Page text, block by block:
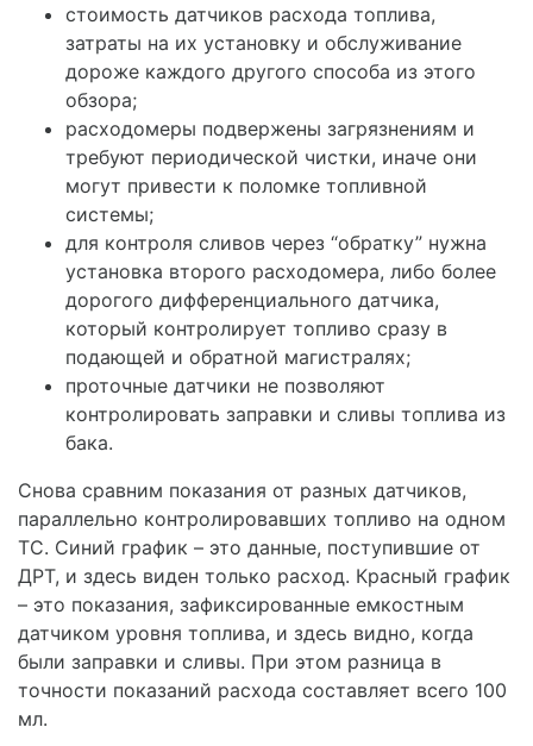
стоимость датчиков расхода топлива,
затраты на их установку и обслуживание
дороже каждого другого способа из этого
обзора;
расходомеры подвержены загрязнениям и
требуют периодической чистки, иначе они
могут привести к поломке топливной
системы;
для контроля сливов через “обратку” нужна
установка второго расходомера, либо более
дорогого дифференциального датчика,
который контролирует топливо сразу в
подающей и обратной магистралях;
проточные датчики не позволяют
контролировать заправки и сливы топлива из
бака.
Снова сравним показания от разных датчиков,
параллельно контролировавших топливо на одном
ТС. Синий график – это данные, поступившие от
ДРТ, и здесь виден только расход. Красный график
– это показания, зафиксированные емкостным
датчиком уровня топлива, и здесь видно, когда
были заправки и сливы. При этом разница в
точности показаний расхода составляет всего 100
мл.